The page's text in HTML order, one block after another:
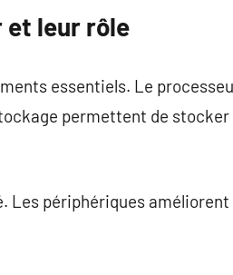
et leur rôle
essentiels. Le
permettent de stocker
périphériques améliorent